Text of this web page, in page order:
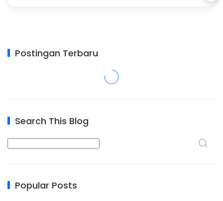
Postingan Terbaru
Search This Blog
Popular Posts